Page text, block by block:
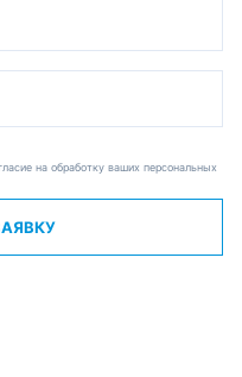
на обработку ваших персональных